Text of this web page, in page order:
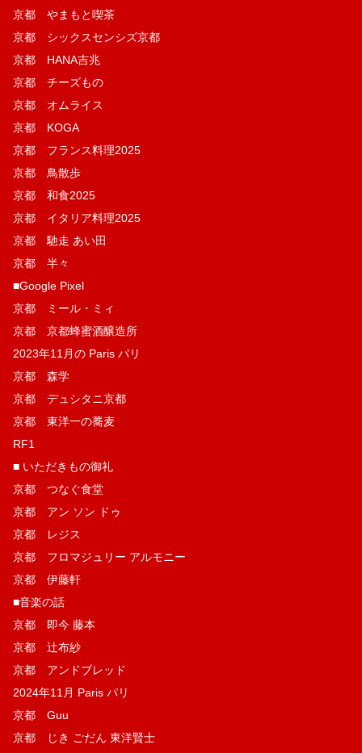
京都 やまもと喫茶
京都 シックスセンシズ京都
京都 HANA吉兆
京都 チーズもの
京都 オムライス
京都 KOGA
京都 フランス料理2025
京都 鳥散歩
京都 和食2025
京都 イタリア料理2025
京都 馳走 あい田
京都 半々
■Google Pixel
京都 ミール・ミィ
京都 京都蜂蜜酒醸造所
2023年11月の Paris パリ
京都 森学
京都 デュシタニ京都
京都 東洋一の蕎麦
RF1
■ いただきもの御礼
京都 つなぐ食堂
京都 アン ソン ドゥ
京都 レジス
京都 フロマジュリー アルモニー
京都 伊藤軒
■音楽の話
京都 即今 藤本
京都 辻布紗
京都 アンドブレッド
2024年11月 Paris パリ
京都 Guu
京都 じき ごだん 東洋賢士